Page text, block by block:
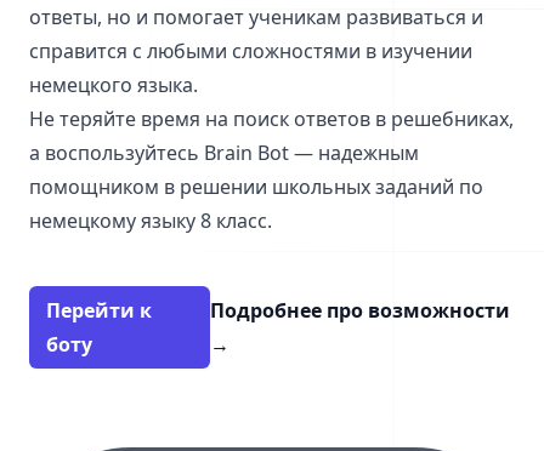
ответы, но и помогает ученикам развиваться и
справится с любыми сложностями в изучении
немецкого языка.
Не теряйте время на поиск ответов в решебниках,
а воспользуйтесь Brain Bot — надежным
помощником в решении школьных заданий по
немецкому языку 8 класс.
Перейти к
боту
Подробнее про возможности
→